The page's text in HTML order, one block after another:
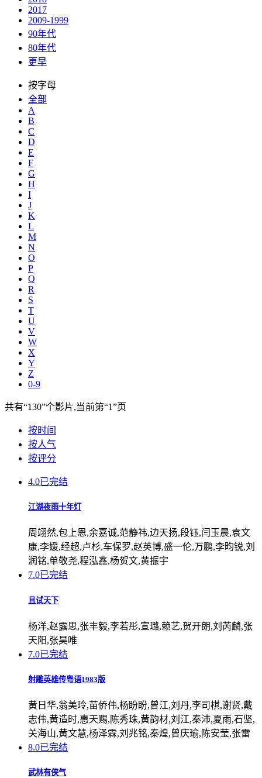
2017
2009-1999
90年代
80年代
更早
按字母
全部
A
B
C
D
E
F
G
H
I
J
K
L
M
N
O
P
Q
R
S
T
U
V
W
X
Y
Z
0-9
共有“130”个影片,当前第“1”页
按时间
按人气
按评分
4.0已完结
江湖夜雨十年灯
周翊然,包上恩,余嘉诚,范静祎,边天扬,段钰,闫玉晨,袁文
康,李媛,经超,卢杉,车保罗,赵英博,盛一伦,万鹏,李昀锐,刘
润铭,单敬尧,程泓鑫,杨贺文,黄振宇
7.0已完结
且试天下
杨洋,赵露思,张丰毅,李若彤,宣璐,赖艺,贺开朗,刘芮麟,张
天阳,张昊唯
7.0已完结
射雕英雄传粤语1983版
黄日华,翁美玲,苗侨伟,杨盼盼,曾江,刘丹,李司棋,谢贤,戴
志伟,黄造时,惠天赐,陈秀珠,黄韵材,刘江,秦沛,夏雨,石坚,
关海山,黄文慧,杨泽霖,刘兆铭,秦煌,曾庆瑜,陈安莹,张雷
8.0已完结
武林有侠气